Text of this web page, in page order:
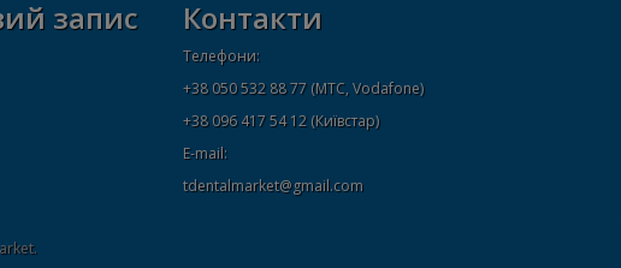
запис Контакти
Телефони:
+38 050 532 88 77 (МТС, Vodafone)
+38 096 417 54 12 (Київстар)
E-mail:
tdentalmarket@gmail.com